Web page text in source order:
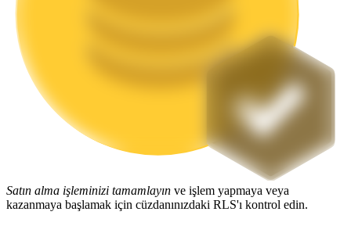
Launchpool
Popüler token'lar kazanmak için esnek staking
Satın alma işleminizi tamamlayın ve işlem yapmaya veya
kazanmaya başlamak için cüzdanınızdaki RLS'ı kontrol edin.